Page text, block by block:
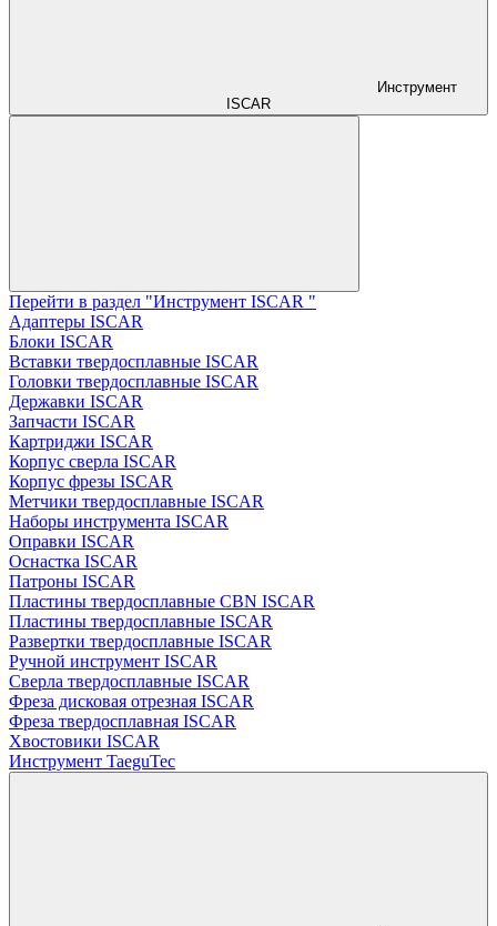
Инструмент
ISCAR
Перейти в раздел "Инструмент ISCAR "
Адаптеры ISCAR
Блоки ISCAR
Вставки твердосплавные ISCAR
Головки твердосплавные ISCAR
Державки ISCAR
Запчасти ISCAR
Картриджи ISCAR
Корпус сверла ISCAR
Корпус фрезы ISCAR
Метчики твердосплавные ISCAR
Наборы инструмента ISCAR
Оправки ISCAR
Оснастка ISCAR
Патроны ISCAR
Пластины твердосплавные CBN ISCAR
Пластины твердосплавные ISCAR
Развертки твердосплавные ISCAR
Ручной инструмент ISCAR
Сверла твердосплавные ISCAR
Фреза дисковая отрезная ISCAR
Фреза твердосплавная ISCAR
Хвостовики ISCAR
Инструмент TaeguTec